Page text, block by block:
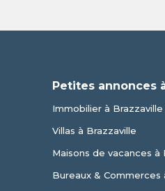
Petites annonces
Immobilier à Brazzaville
Villas à Brazzaville
Maisons de vacances à
Bureaux & Commerces